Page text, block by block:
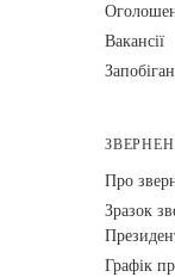
Вакансії
Про
Зразок
Графік